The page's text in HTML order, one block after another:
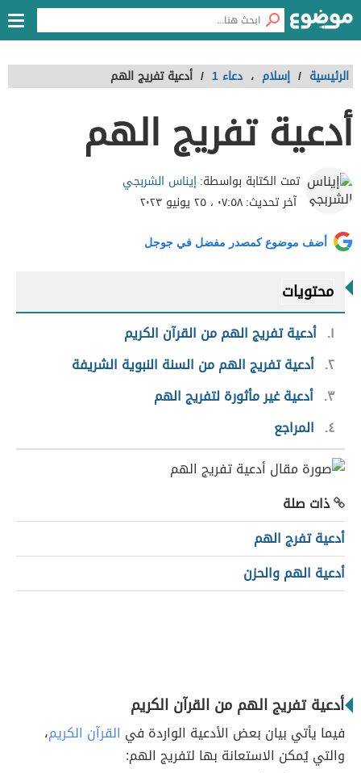
الرئيسية / إسلام ، دعاء 1 / أدعية تفريج الهم
أدعية تفريج الهم
تمت الكتابة بواسطة:إيناس الشربجي
آخر تحديث:٠٧:٥٨ ، ٢٥ يونيو ٢٠٢٣
أضف موضوع كمصدر مفضل في جوجل
محتويات
١ أدعية تفريج الهم من القرآن الكريم
٢ أدعية تفريج الهم من السنة النبوية الشريفة
٣ أدعية غير مأثورة لتفريج الهم
٤
المراجع
ذات صلة
أدعية تفرج الهم
أدعية الهم والحزن
أدعية تفريج الهم من القرآن الكريم
فيما يأتي بيان بعض الأدعية الواردة في القرآن الكريم،
والتي يُمكن الاستعانة بها لتفريج الهم: